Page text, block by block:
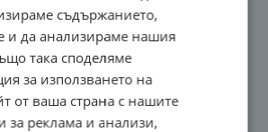
съдържанието,
и да анализираме нашия
така споделяме
за използването на
от ваша страна с нашите
за реклама и анализи,